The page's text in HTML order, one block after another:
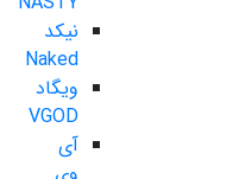
نیکد
Naked
ویگاد
VGOD
آی